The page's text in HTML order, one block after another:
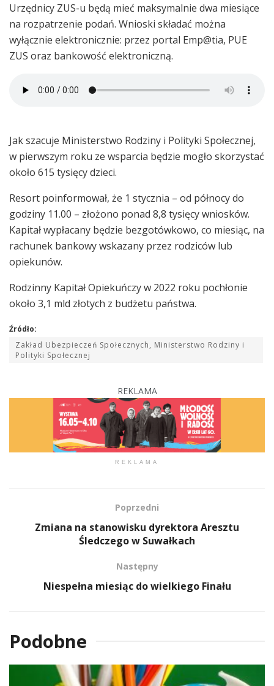
Urzędnicy ZUS-u będą mieć maksymalnie dwa miesiące
na rozpatrzenie podań. Wnioski składać można
wyłącznie elektronicznie: przez portal Emp@tia, PUE
ZUS oraz bankowość elektroniczną.
Jak szacuje Ministerstwo Rodziny i Polityki Społecznej,
w pierwszym roku ze wsparcia będzie mogło skorzystać
około 615 tysięcy dzieci.
Resort poinformował, że 1 stycznia – od północy do
godziny 11.00 – złożono ponad 8,8 tysięcy wniosków.
Kapitał wypłacany będzie bezgotówkowo, co miesiąc, na
rachunek bankowy wskazany przez rodziców lub
opiekunów.
Rodzinny Kapitał Opiekuńczy w 2022 roku pochłonie
około 3,1 mld złotych z budżetu państwa.
Źródło:
Zakład Ubezpieczeń Społecznych, Ministerstwo Rodziny i
Polityki Społecznej
REKLAMA
REKLAMA
Poprzedni
Zmiana na stanowisku dyrektora Aresztu
Śledczego w Suwałkach
Następny
Niespełna miesiąc do wielkiego Finału
Podobne